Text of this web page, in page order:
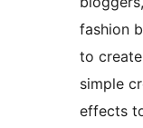
fashion
to
simple
effects